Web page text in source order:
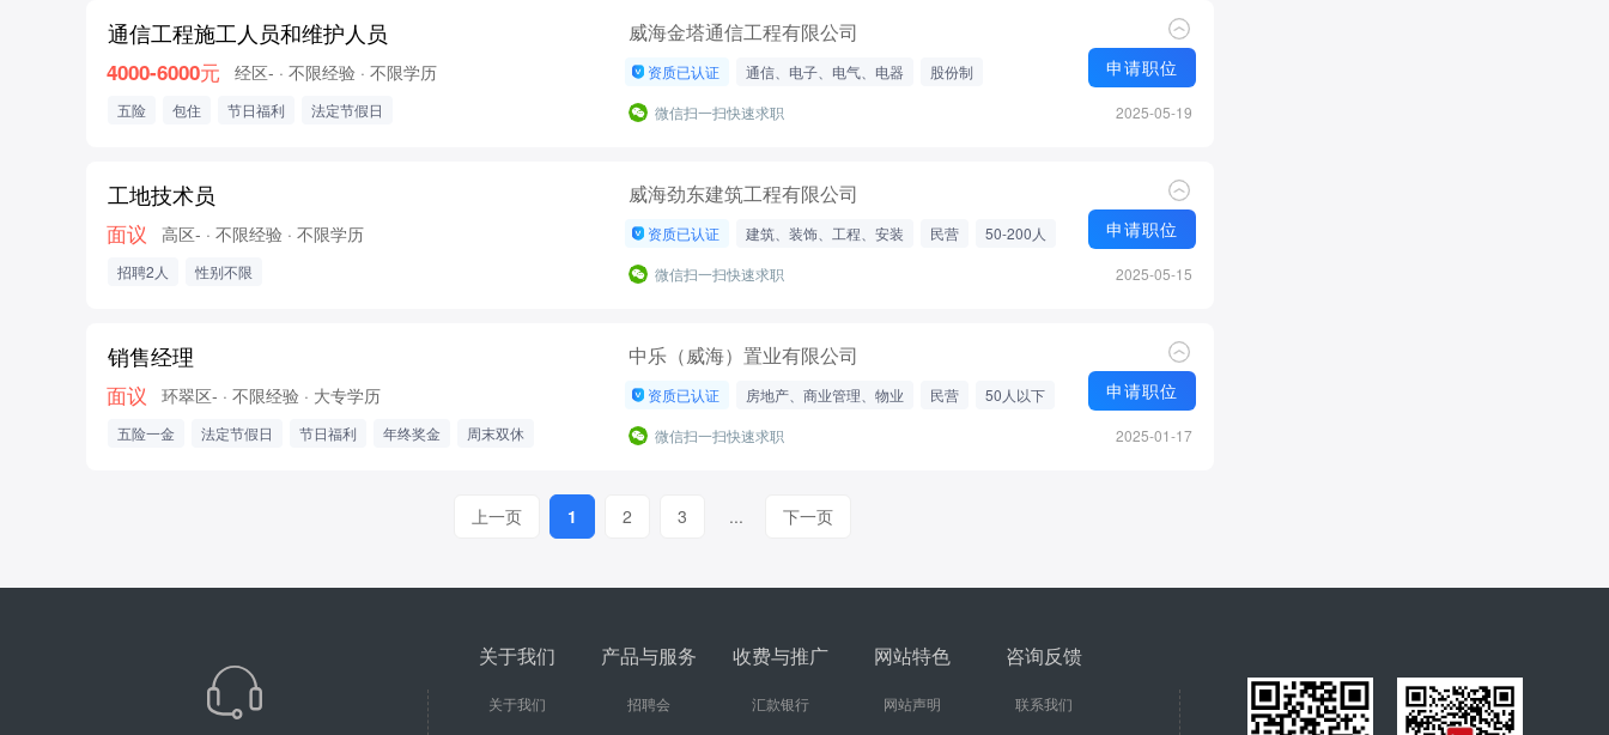
通信工程施工人员和维护人员 威海金塔通信工程有限公司
4000-6000元 经区- · 不限经验 · 不限学历 资质已认证 通信、电子、电气、电器
股份制
50-200人
申请职位
五险 包住 节日福利 法定节假日 微信扫一扫快速求职 2025-05-19
工地技术员 威海劲东建筑工程有限公司
面议 高区- · 不限经验 · 不限学历 资质已认证 建筑、装饰、工程、安装 民营 50-200人 申请职位
招聘2人 性别不限 微信扫一扫快速求职 2025-05-15
销售经理 中乐（威海）置业有限公司
面议 环翠区- · 不限经验 · 大专学历 资质已认证 房地产、商业管理、物业 民营 50人以下 申请职位
五险一金 法定节假日 节日福利 年终奖金 周末双休 微信扫一扫快速求职 2025-01-17
上一页 1 2 3 ... 下一页
关于我们
关于我们
产品与服务
招聘会
收费与推广
汇款银行
网站特色
网站声明
咨询反馈
联系我们